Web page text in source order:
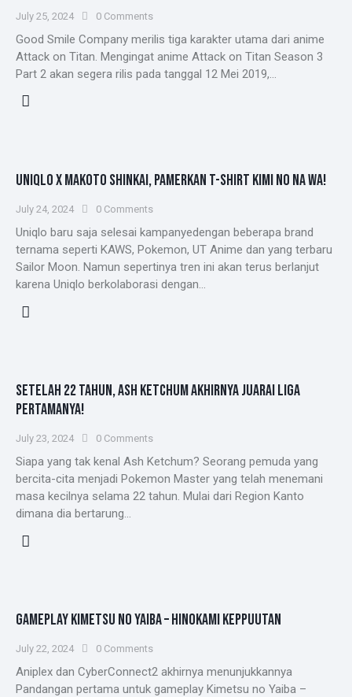
July 25, 2024 0 Comments
Good Smile Company merilis tiga karakter utama dari anime
Attack on Titan. Mengingat anime Attack on Titan Season 3
Part 2 akan segera rilis pada tanggal 12 Mei 2019,…
UNIQLO X MAKOTO SHINKAI, PAMERKAN T-SHIRT KIMI NO NA WA!
July 24, 2024 0 Comments
Uniqlo baru saja selesai kampanyedengan beberapa brand
ternama seperti KAWS, Pokemon, UT Anime dan yang terbaru
Sailor Moon. Namun sepertinya tren ini akan terus berlanjut
karena Uniqlo berkolaborasi dengan…
SETELAH 22 TAHUN, ASH KETCHUM AKHIRNYA JUARAI LIGA
PERTAMANYA!
July 23, 2024 0 Comments
Siapa yang tak kenal Ash Ketchum? Seorang pemuda yang
bercita-cita menjadi Pokemon Master yang telah menemani
masa kecilnya selama 22 tahun. Mulai dari Region Kanto
dimana dia bertarung…
GAMEPLAY KIMETSU NO YAIBA – HINOKAMI KEPPUUTAN
July 22, 2024 0 Comments
Aniplex dan CyberConnect2 akhirnya menunjukkannya
Pandangan pertama untuk gameplay Kimetsu no Yaiba –